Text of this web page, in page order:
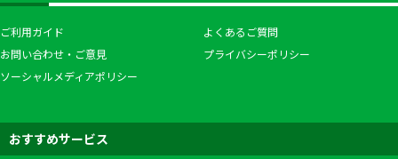
ご利用ガイド
よくあるご質問
お問い合わせ・ご意見
プライバシーポリシー
ソーシャルメディアポリシー
おすすめサービス